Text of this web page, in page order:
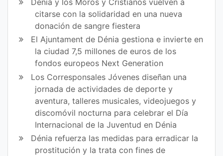
Dénia y los Moros y Cristianos vuelven a
citarse con la solidaridad en una nueva
donación de sangre fiestera
El Ajuntament de Dénia gestiona e invierte en
la ciudad 7,5 millones de euros de los
fondos europeos Next Generation
Los Corresponsales Jóvenes diseñan una
jornada de actividades de deporte y
aventura, talleres musicales, videojuegos y
discomóvil nocturna para celebrar el Día
Internacional de la Juventud en Dénia
Dénia refuerza las medidas para erradicar la
prostitución y la trata con fines de